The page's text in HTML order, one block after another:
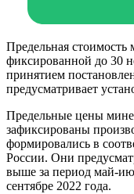
Предельная стоимость
фиксированной до 30
принятием
предусматривает
Предельные цены
зафиксированы
формировались в
России. Они
выше за период май-
сентябре 2022 года.